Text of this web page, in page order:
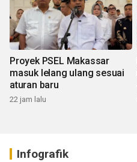
Proyek PSEL Makassar
masuk lelang ulang sesuai
aturan baru
22 jam lalu
Infografik